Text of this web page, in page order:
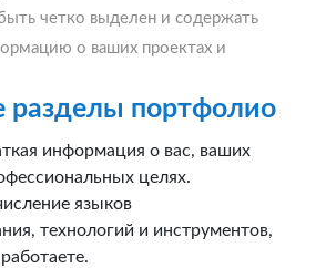
четко выделен и содержать
о ваших проектах и
разделы портфолио
информация о вас, ваших
целях.
языков
технологий и инструментов,